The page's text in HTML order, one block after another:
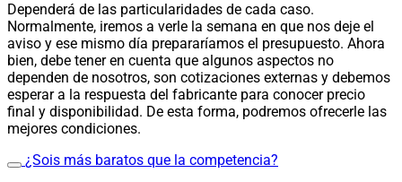
Dependerá de las particularidades de cada caso.
Normalmente, iremos a verle la semana en que nos deje el
aviso y ese mismo día prepararíamos el presupuesto. Ahora
bien, debe tener en cuenta que algunos aspectos no
dependen de nosotros, son cotizaciones externas y debemos
esperar a la respuesta del fabricante para conocer precio
final y disponibilidad. De esta forma, podremos ofrecerle las
mejores condiciones.
¿Sois más baratos que la competencia?